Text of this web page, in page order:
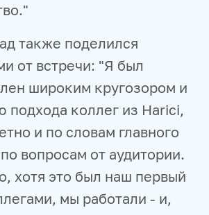
также поделился
от встречи: "Я был
широким кругозором и
подхода коллег из Harici,
и по словам главного
вопросам от аудитории.
хотя это был наш первый
мы работали - и,